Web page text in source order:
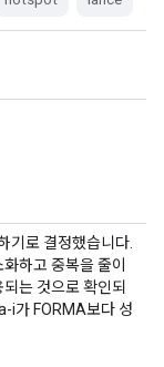
기로 결정했습니다.
하고 중복을 줄이
는 것으로 확인되
i가 FORMA보다 성